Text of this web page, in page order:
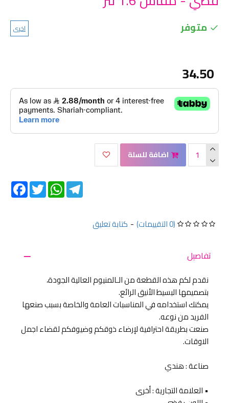
متوفر اخرى
(0 التقييمات) - كتابة تعليق
34.50
اضافة للسلة
Twitter
WhatsAppTelegram
تفاصيل
نقدم لكم هذه القطعة من الـالمنيوم العالية الجودة،
بتصميمها البسيط الأنيق الرائع.
يمكنك استخدامه في المناسبات العامة والخاصة بسبب صنعها
الفريد من نوعه.
صنعت بطريقة احترافية لإرضاء ذوقكم وضيوفكم لقضاء اجمل
الاوقات.
صناعة : هندي
• العلامة التجارية : أخرى